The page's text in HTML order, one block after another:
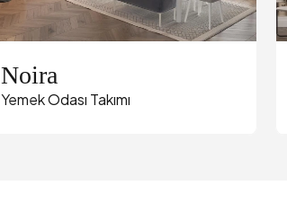
Noira
Yemek Odası Takımı